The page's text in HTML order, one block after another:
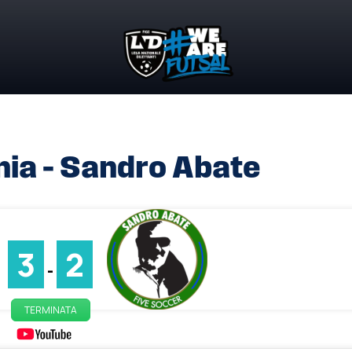
– Sandro Abate
3 - 2
TERMINATA